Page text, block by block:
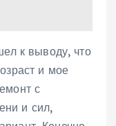
к выводу, что
и мое
с
и сил,